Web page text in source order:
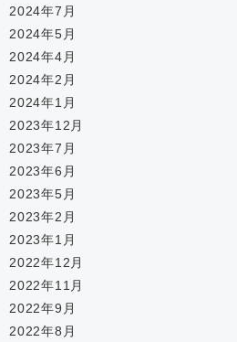
2024年7月
2024年5月
2024年4月
2024年2月
2024年1月
2023年12月
2023年7月
2023年6月
2023年5月
2023年2月
2023年1月
2022年12月
2022年11月
2022年9月
2022年8月